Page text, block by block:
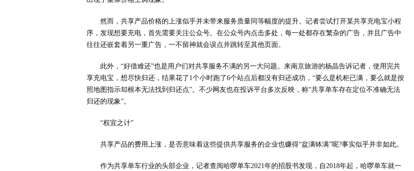
然而，共享产品价格的上涨似乎并未带来服务质量同等幅度的提升。记者尝试打开某共享充电宝小程
序，发现想要充电，首先需要关注公众号。在公众号内点击多处，每一处都存在繁杂的广告，并且广告中
往往还嵌套着另一重广告，一不留神就会误点并跳转至其他页面。
此外，“好借难还”也是用户们对共享服务不满的另一大问题。来南京旅游的杨晶告诉记者，使用完共
享充电宝，想尽快归还，结果花了1个小时跑了6个站点后都没有归还成功，“要么是机柜已满，要么就是按
照地图指示却根本无法找到归还点”。不少网友也在投诉平台多次反映，称“共享单车存在定位不准确无法
归还的现象”。
“权宜之计”
共享产品的费用上涨，是否意味着这些提供共享服务的企业也赚得“盆满钵满”呢?事实似乎并非如此。
作为共享单车行业的头部企业，记者查阅哈啰单车2021年的招股书发现，自2018年起，哈啰单车就一